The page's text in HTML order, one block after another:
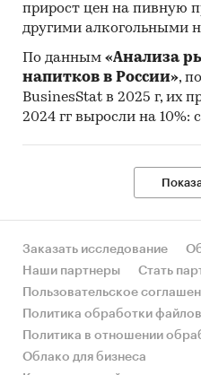
прирост цен на пивную
другими алкогольными
По данным «Анализа
напитков в России»,
BusinesStat в 2025 г, их
2024 гг выросли на 10%:
Заказать исследование
Наши партнеры
Стать
Пользовательское
Политика обработки
Политика в отношении
Облако для бизнеса